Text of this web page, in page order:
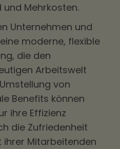
Mehrkosten.
Unternehmen und
moderne, flexible
die den
Arbeitswelt
von
Benefits können
ihre Effizienz
die Zufriedenheit
Mitarbeitenden